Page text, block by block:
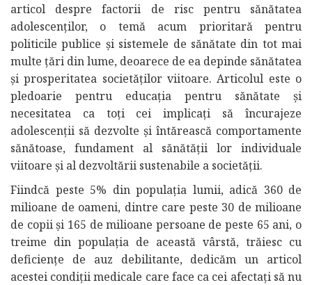
articol despre factorii de risc pentru sănătatea
adolescenţilor, o temă acum prioritară pentru
politicile publice şi sistemele de sănătate din tot mai
multe ţări din lume, deoarece de ea depinde sănătatea
şi prosperitatea societăţilor viitoare. Articolul este o
pledoarie pentru educaţia pentru sănătate şi
necesitatea ca toţi cei implicaţi să încurajeze
adolescenţii să dezvolte şi întărească comportamente
sănătoase, fundament al sănătăţii lor individuale
viitoare şi al dezvoltării sustenabile a societăţii.
Fiindcă peste 5% din populaţia lumii, adică 360 de
milioane de oameni, dintre care peste 30 de milioane
de copii şi 165 de milioane persoane de peste 65 ani, o
treime din populaţia de această vârstă, trăiesc cu
deficienţe de auz debilitante, dedicăm un articol
acestei condiţii medicale care face ca cei afectaţi să nu